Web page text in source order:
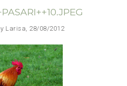
28/08/2012